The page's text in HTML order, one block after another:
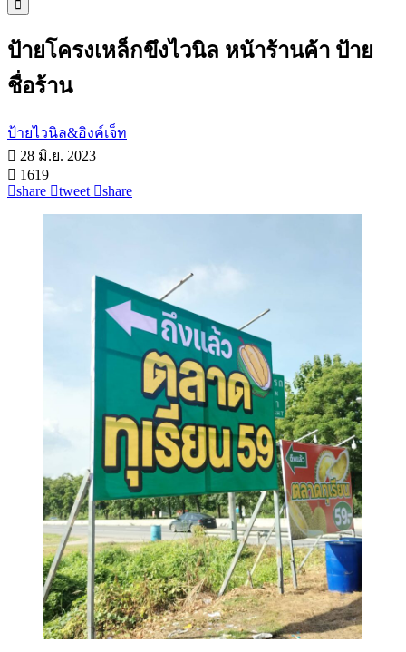
ป้ายโครงเหล็กขึงไวนิล หน้าร้านค้า ป้าย
ชื่อร้าน
ป้ายไวนิล&อิงค์เจ็ท
28 มิ.ย. 2023
1619
share
tweet share